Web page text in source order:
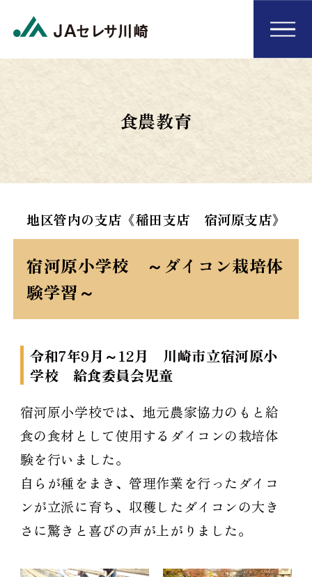
食農教育
地区管内の支店《稲田支店 宿河原支店》
宿河原小学校 ～ダイコン栽培体
験学習～
令和7年9月～12月 川崎市立宿河原小
学校 給食委員会児童
宿河原小学校では、地元農家協力のもと給
食の食材として使用するダイコンの栽培体
験を行いました。
自らが種をまき、管理作業を行ったダイコ
ンが立派に育ち、収穫したダイコンの大き
さに驚きと喜びの声が上がりました。